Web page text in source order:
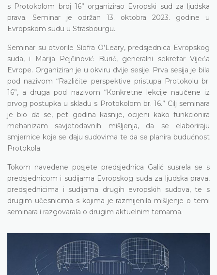
s Protokolom broj 16” organizirao Evropski sud za ljudska
prava. Seminar je održan 13. oktobra 2023. godine u
Evropskom sudu u Strasbourgu.
Seminar su otvorile Síofra O’Leary, predsjednica Evropskog
suda, i Marija Pejčinović Burić, generalni sekretar Vijeća
Evrope. Organiziran je u okviru dvije sesije. Prva sesija je bila
pod nazivom “Različite perspektive pristupa Protokolu br.
16”, a druga pod nazivom “Konkretne lekcije naučene iz
prvog postupka u skladu s Protokolom br. 16.” Cilj seminara
je bio da se, pet godina kasnije, ocijeni kako funkcionira
mehanizam savjetodavnih mišljenja, da se elaboriraju
smjernice koje se daju sudovima te da se planira budućnost
Protokola.
Tokom navedene posjete predsjednica Galić susrela se s
predsjednicom i sudijama Evropskog suda za ljudska prava,
predsjednicima i sudijama drugih evropskih sudova, te s
drugim učesnicima s kojima je razmijenila mišljenje o temi
seminara i razgovarala o drugim aktuelnim temama.